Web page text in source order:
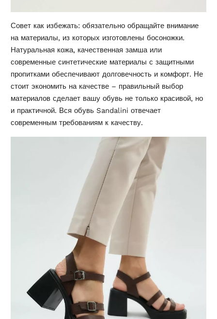
Совет как избежать: обязательно обращайте внимание
на материалы, из которых изготовлены босоножки.
Натуральная кожа, качественная замша или
современные синтетические материалы с защитными
пропитками обеспечивают долговечность и комфорт. Не
стоит экономить на качестве – правильный выбор
материалов сделает вашу обувь не только красивой, но
и практичной. Вся обувь Sandalini отвечает
современным требованиям к качеству.